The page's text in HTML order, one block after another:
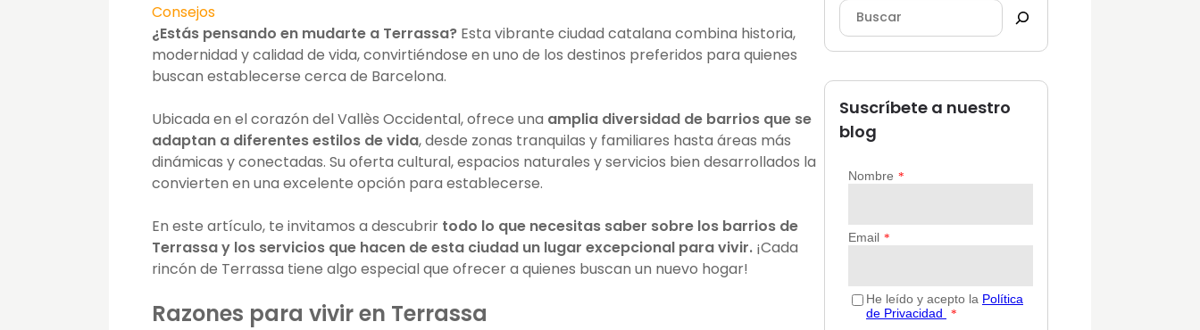
Consejos
¿Estás pensando en mudarte a Terrassa? Esta vibrante ciudad catalana combina historia,
modernidad y calidad de vida, convirtiéndose en uno de los destinos preferidos para quienes
buscan establecerse cerca de Barcelona.
Ubicada en el corazón del Vallès Occidental, ofrece una amplia diversidad de barrios que se
adaptan a diferentes estilos de vida, desde zonas tranquilas y familiares hasta áreas más
dinámicas y conectadas. Su oferta cultural, espacios naturales y servicios bien desarrollados la
convierten en una excelente opción para establecerse.
En este artículo, te invitamos a descubrir todo lo que necesitas saber sobre los barrios de
Terrassa y los servicios que hacen de esta ciudad un lugar excepcional para vivir. ¡Cada
rincón de Terrassa tiene algo especial que ofrecer a quienes buscan un nuevo hogar!
Razones para vivir en Terrassa
Suscríbete a nuestro
blog